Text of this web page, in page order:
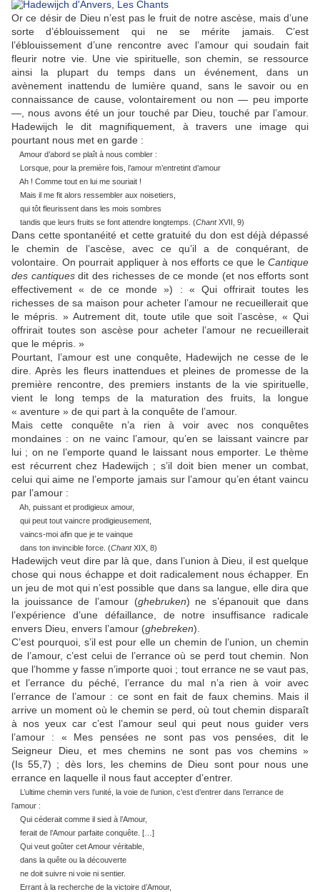
Or ce désir de Dieu n’est pas le fruit de notre ascèse, mais d’une
sorte d’éblouissement qui ne se mérite jamais. C’est
l’éblouissement d’une rencontre avec l’amour qui soudain fait
fleurir notre vie. Une vie spirituelle, son chemin, se ressource
ainsi la plupart du temps dans un événement, dans un
avènement inattendu de lumière quand, sans le savoir ou en
connaissance de cause, volontairement ou non — peu importe
—, nous avons été un jour touché par Dieu, touché par l’amour.
Hadewijch le dit magnifiquement, à travers une image qui
pourtant nous met en garde :
Amour d’abord se plaît à nous combler :
Lorsque, pour la première fois, l’amour m’entretint d’amour
Ah ! Comme tout en lui me souriait !
Mais il me fit alors ressembler aux noisetiers,
qui tôt fleurissent dans les mois sombres
tandis que leurs fruits se font attendre longtemps. (ChantXVII, 9)
Dans cette spontanéité et cette gratuité du don est déjà dépassé
le chemin de l’ascèse, avec ce qu’il a de conquérant, de
volontaire. On pourrait appliquer à nos efforts ce que le Cantique
des cantiquesdit des richesses de ce monde (et nos efforts sont
effectivement « de ce monde ») : « Qui offrirait toutes les
richesses de sa maison pour acheter l’amour ne recueillerait que
le mépris. » Autrement dit, toute utile que soit l’ascèse, « Qui
offrirait toutes son ascèse pour acheter l’amour ne recueillerait
que le mépris. »
Pourtant, l’amour est une conquête, Hadewijch ne cesse de le
dire. Après les fleurs inattendues et pleines de promesse de la
première rencontre, des premiers instants de la vie spirituelle,
vient le long temps de la maturation des fruits, la longue
« aventure » de qui part à la conquête de l’amour.
Mais cette conquête n’a rien à voir avec nos conquêtes
mondaines : on ne vainc l’amour, qu’en se laissant vaincre par
lui ; on ne l’emporte quand le laissant nous emporter. Le thème
est récurrent chez Hadewijch ; s’il doit bien mener un combat,
celui qui aime ne l’emporte jamais sur l’amour qu’en étant vaincu
par l’amour :
Ah, puissant et prodigieux amour,
qui peut tout vaincre prodigieusement,
vaincs-moi afin que je te vainque
dans ton invincible force. (ChantXIX, 8)
Hadewijch veut dire par là que, dans l’union à Dieu, il est quelque
chose qui nous échappe et doit radicalement nous échapper. En
un jeu de mot qui n’est possible que dans sa langue, elle dira que
la jouissance de l’amour (ghebruken) ne s’épanouit que dans
l’expérience d’une défaillance, de notre insuffisance radicale
envers Dieu, envers l’amour (ghebreken).
C’est pourquoi, s’il est pour elle un chemin de l’union, un chemin
de l’amour, c’est celui de l’errance où se perd tout chemin. Non
que l’homme y fasse n’importe quoi ; tout errance ne se vaut pas,
et l’errance du péché, l’errance du mal n’a rien à voir avec
l’errance de l’amour : ce sont en fait de faux chemins. Mais il
arrive un moment où le chemin se perd, où tout chemin disparaît
à nos yeux car c’est l’amour seul qui peut nous guider vers
l’amour : « Mes pensées ne sont pas vos pensées, dit le
Seigneur Dieu, et mes chemins ne sont pas vos chemins »
(Is 55,7) ; dès lors, les chemins de Dieu sont pour nous une
errance en laquelle il nous faut accepter d’entrer.
L’ultime chemin vers l’unité, la voie de l’union, c’est d’entrer dans l’errance de
l’amour :
Qui céderait comme il sied à l’Amour,
ferait de l’Amour parfaite conquête. […]
Qui veut goûter cet Amour véritable,
dans la quête ou la découverte
ne doit suivre ni voie ni sentier.
Errant à la recherche de la victoire d’Amour,